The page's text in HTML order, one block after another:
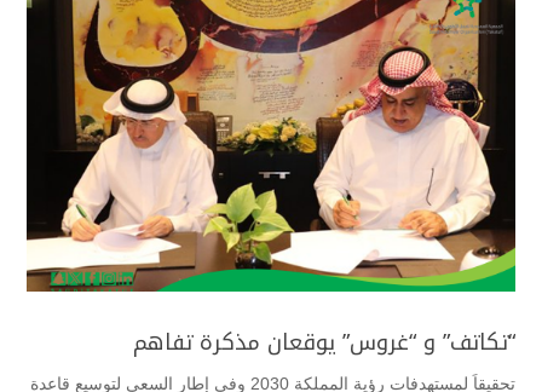
“تكاتف” و “غروس” يوقعان مذكرة تفاهم
تحقيقاَ لمستهدفات رؤية المملكة 2030 وفي إطار السعي لتوسيع قاعدة